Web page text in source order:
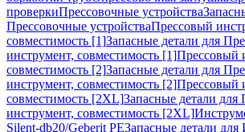
проверкиПрессовочные устройства
Прессовочные устройстваПрессовый
совместимость [1]Запасные детали для
инструмент, совместимость [1]Прессовый
совместимость [2]Запасные детали для
инструмент, совместимость [2]Прессовый
совместимость [2XL]Запасные детали для
инструмент, совместимость [2XL]
Silent-db20/Geberit PEЗапасные детали